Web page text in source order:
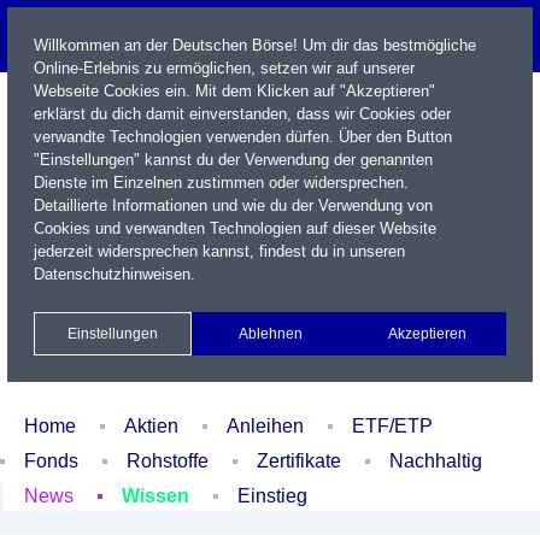
Name / WKN / ISIN / Kürzel
Xetra Realtime
Watchlist Portfolio Login
Home Aktien Anleihen
ETF/ETP
Fonds
Rohstoffe Zertifikate
Nachhaltig
News
Wissen Einstieg
Willkommen an der Deutschen Börse! Um dir das bestmögliche
Online-Erlebnis zu ermöglichen, setzen wir auf unserer
Webseite Cookies ein. Mit dem Klicken auf "Akzeptieren"
erklärst du dich damit einverstanden, dass wir Cookies oder
verwandte Technologien verwenden dürfen. Über den Button
"Einstellungen" kannst du der Verwendung der genannten
Dienste im Einzelnen zustimmen oder widersprechen.
Detaillierte Informationen und wie du der Verwendung von
Cookies und verwandten Technologien auf dieser Website
jederzeit widersprechen kannst, findest du in unseren
Datenschutzhinweisen.
Einstellungen Ablehnen Akzeptieren